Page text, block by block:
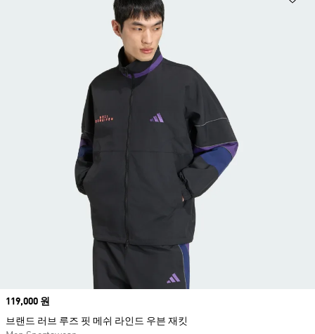
Price
119,000 원
브랜드 러브 루즈 핏 메쉬 라인드 우븐 재킷